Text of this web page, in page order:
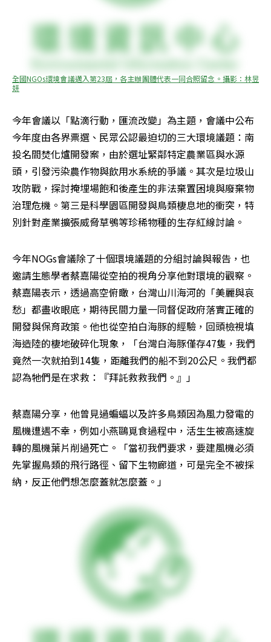
全國NGOs環境會議邁入第23屆，各主辦團體代表一同合照留念。攝影：林昱
妍
今年會議以「點滴行動，匯流改變」為主題，會議中公布
今年度由各界票選、民眾公認最迫切的三大環境議題：南
投名間焚化爐開發案，由於選址緊鄰特定農業區與水源
頭，引發污染農作物與飲用水系統的爭議。其次是垃圾山
攻防戰，探討掩埋場飽和後產生的非法棄置困境與廢棄物
治理危機。第三是科學園區開發與鳥類棲息地的衝突，特
別針對產業擴張威脅草鴞等珍稀物種的生存紅線討論。
今年NOGs會議除了十個環境議題的分組討論與報告，也
邀請生態學者蔡嘉陽從空拍的視角分享他對環境的觀察。
蔡嘉陽表示，透過高空俯瞰，台灣山川海河的「美麗與哀
愁」都盡收眼底，期待民間力量一同督促政府落實正確的
開發與保育政策。他也從空拍白海豚的經驗，回頭檢視填
海造陸的棲地破碎化現象，「台灣白海豚僅存47隻，我們
竟然一次就拍到14隻，距離我們的船不到20公尺。我們都
認為牠們是在求救：『拜託救救我們。』」
蔡嘉陽分享，他曾見過蝙蝠以及許多鳥類因為風力發電的
風機遭遇不幸，例如小燕鷗覓食過程中，活生生被高速旋
轉的風機葉片削過死亡。「當初我們要求，要建風機必須
先掌握鳥類的飛行路徑、留下生物廊道，可是完全不被採
納，反正他們想怎麼蓋就怎麼蓋。」